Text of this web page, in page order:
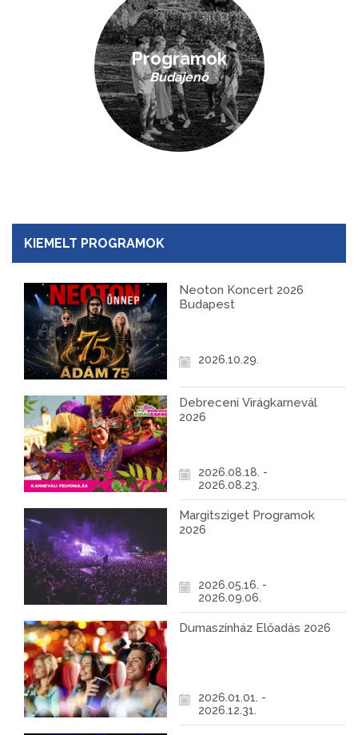
KIEMELT PROGRAMOK
Neoton Koncert 2026
Budapest
2026.10.29.
Debreceni Virágkarnevál
2026
2026.08.18. -
2026.08.23.
Margitsziget Programok
2026
2026.05.16. -
2026.09.06.
Dumaszínház Előadás 2026
2026.01.01. -
2026.12.31.
Programok
Budajenő